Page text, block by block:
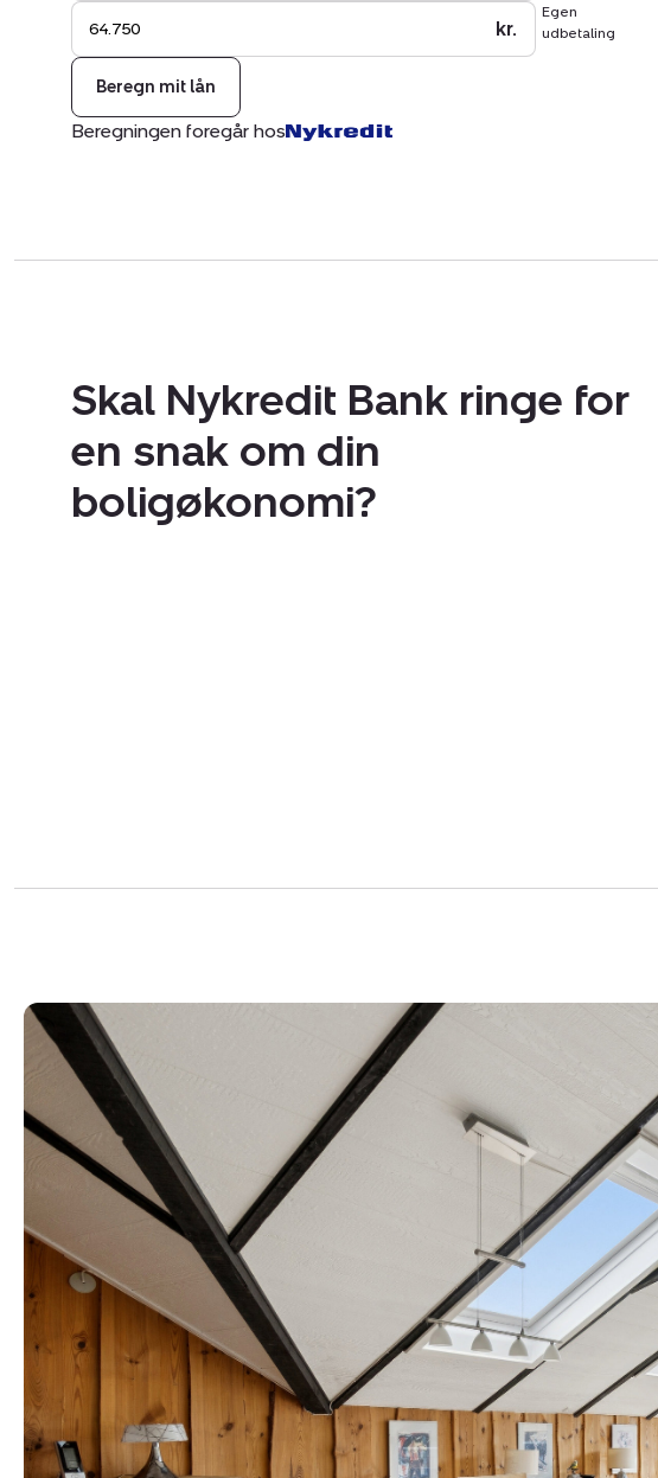
Egen
udbetaling
kr.
Beregn mit lån
Beregningen foregår hos
Skal Nykredit Bank ringe for
en snak om din
boligøkonomi?